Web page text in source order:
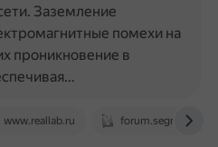
www.reallab.ru forum.segnetics.ru
Заземление
помехи на
проникновение в